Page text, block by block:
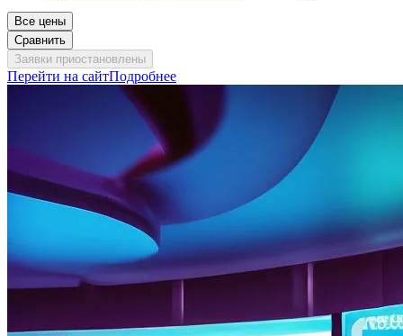
Все цены
Сравнить
Заявки приостановлены
Перейти на сайтПодробнее